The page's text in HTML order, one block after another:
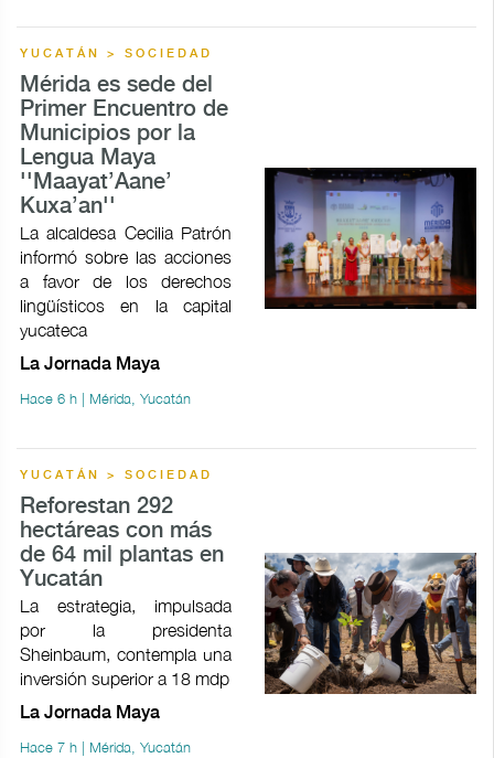
YUCATÁN > SOCIEDAD
Mérida es sede del
Primer Encuentro de
Municipios por la
Lengua Maya
''Maayat’Aane’
Kuxa’an''
La alcaldesa Cecilia Patrón
informó sobre las acciones
a favor de los derechos
lingüísticos en la capital
yucateca
La Jornada Maya
Hace 6 h | Mérida, Yucatán
YUCATÁN > SOCIEDAD
Reforestan 292
hectáreas con más
de 64 mil plantas en
Yucatán
La estrategia, impulsada
por la presidenta
Sheinbaum, contempla una
inversión superior a 18 mdp
La Jornada Maya
Hace 7 h | Mérida, Yucatán